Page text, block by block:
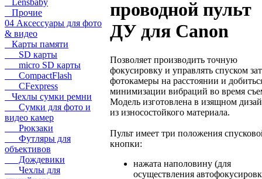
Lensbaby
Прочие
04 Аксессуары для фото
& видео
Карты памяти
SD карты
micro SD карты
CompactFlash
CFexpress
Чехлы сумки ремни
Сумки для фото и
видео камер
Рюкзаки
Футляры для
объективов
Дождевики
Чехлы для
проводной пульт
ДУ для Canon
Позволяет производить точную
фокусировку и управлять спуском
фотокамеры на расстоянии и
минимизации вибраций во время
Модель изготовлена в изящном
из износостойкого материала.
Пульт имеет три положения
кнопки:
нажата наполовину (для
осуществления